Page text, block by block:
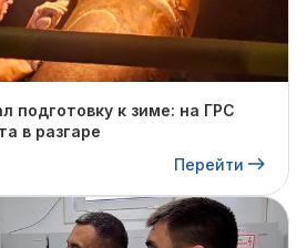
подготовку к зиме: на ГРС
в разгаре
Перейти